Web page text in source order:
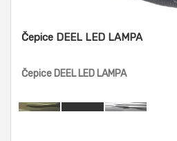
Čepice DEEL LED LAMPA
Čepice DEEL LED LAMPA